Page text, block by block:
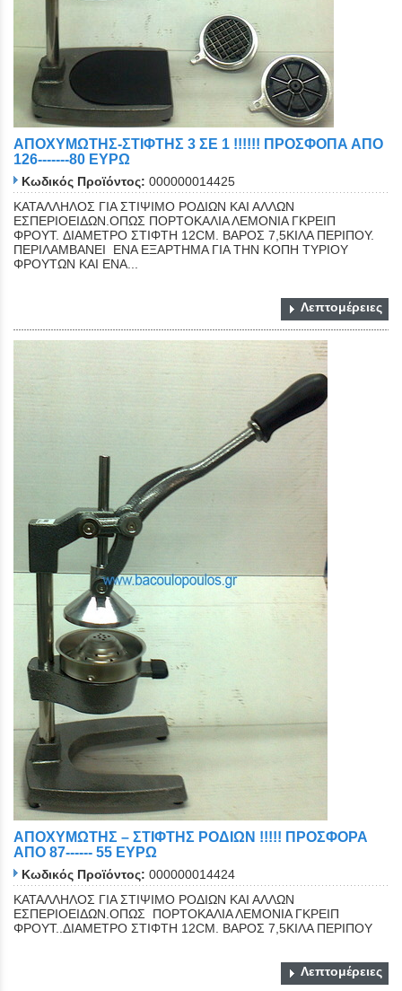
ΑΠΟΧΥΜΩΤΗΣ-ΣΤΙΦΤΗΣ 3 ΣΕ 1 !!!!!! ΠΡΟΣΦΟΠΑ ΑΠΟ
126-------80 ΕΥΡΩ
Κωδικός Προϊόντος: 000000014425
ΚΑΤΑΛΛΗΛΟΣ ΓΙΑ ΣΤΙΨΙΜΟ ΡΟΔΙΩΝ ΚΑΙ ΑΛΛΩΝ
ΕΣΠΕΡΙΟΕΙΔΩΝ.ΟΠΩΣ ΠΟΡΤΟΚΑΛΙΑ ΛΕΜΟΝΙΑ ΓΚΡΕΙΠ
ΦΡΟΥΤ. ΔΙΑΜΕΤΡΟ ΣΤΙΦΤΗ 12CM. ΒΑΡΟΣ 7,5ΚΙΛΑ ΠΕΡΙΠΟΥ.
ΠΕΡΙΛΑΜΒΑΝΕΙ ΕΝΑ ΕΞΑΡΤΗΜΑ ΓΙΑ ΤΗΝ ΚΟΠΗ ΤΥΡΙΟΥ
ΦΡΟΥΤΩΝ ΚΑΙ ΕΝΑ...
Λεπτομέρειες
ΑΠΟΧΥΜΩΤΗΣ – ΣΤΙΦΤΗΣ ΡΟΔΙΩΝ !!!!! ΠΡΟΣΦΟΡΑ
ΑΠΟ 87------ 55 ΕΥΡΩ
Κωδικός Προϊόντος: 000000014424
ΚΑΤΑΛΛΗΛΟΣ ΓΙΑ ΣΤΙΨΙΜΟ ΡΟΔΙΩΝ ΚΑΙ ΑΛΛΩΝ
ΕΣΠΕΡΙΟΕΙΔΩΝ.ΟΠΩΣ ΠΟΡΤΟΚΑΛΙΑ ΛΕΜΟΝΙΑ ΓΚΡΕΙΠ
ΦΡΟΥΤ..ΔΙΑΜΕΤΡΟ ΣΤΙΦΤΗ 12CM. ΒΑΡΟΣ 7,5ΚΙΛΑ ΠΕΡΙΠΟΥ
Λεπτομέρειες